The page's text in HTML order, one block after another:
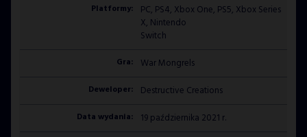
PC, PS4, Xbox One, PS5, Xbox Series
X, Nintendo
Switch
War Mongrels
Destructive Creations
19 października 2021 r.
I agree withPrivacy Policy and confirm that I
would like to receive a newsletter from ALL IN!
GAMES S.A. and understand that I have the
right to withdraw my consent at any time.